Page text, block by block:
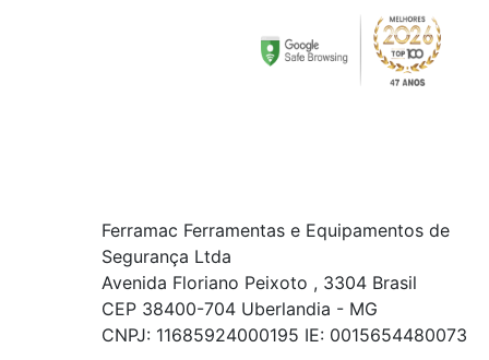
Ferramac Ferramentas e Equipamentos de
Segurança Ltda
Avenida Floriano Peixoto , 3304 Brasil
CEP 38400-704 Uberlandia - MG
CNPJ: 11685924000195 IE: 0015654480073